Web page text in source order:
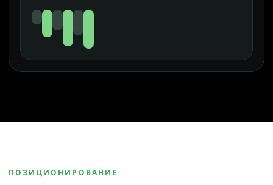
ПОЗИЦИОНИРОВАНИЕ